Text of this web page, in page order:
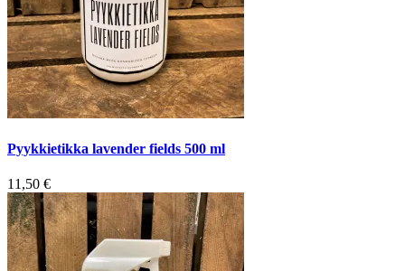
Pyykkietikka lavender fields 500 ml
11,50 €